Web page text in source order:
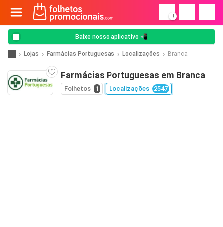
!
Baixe nosso aplicativo 📲
Lojas Farmácias Portuguesas Localizações Branca
Farmácias Portuguesas em Branca
Folhetos 1 Localizações 2547